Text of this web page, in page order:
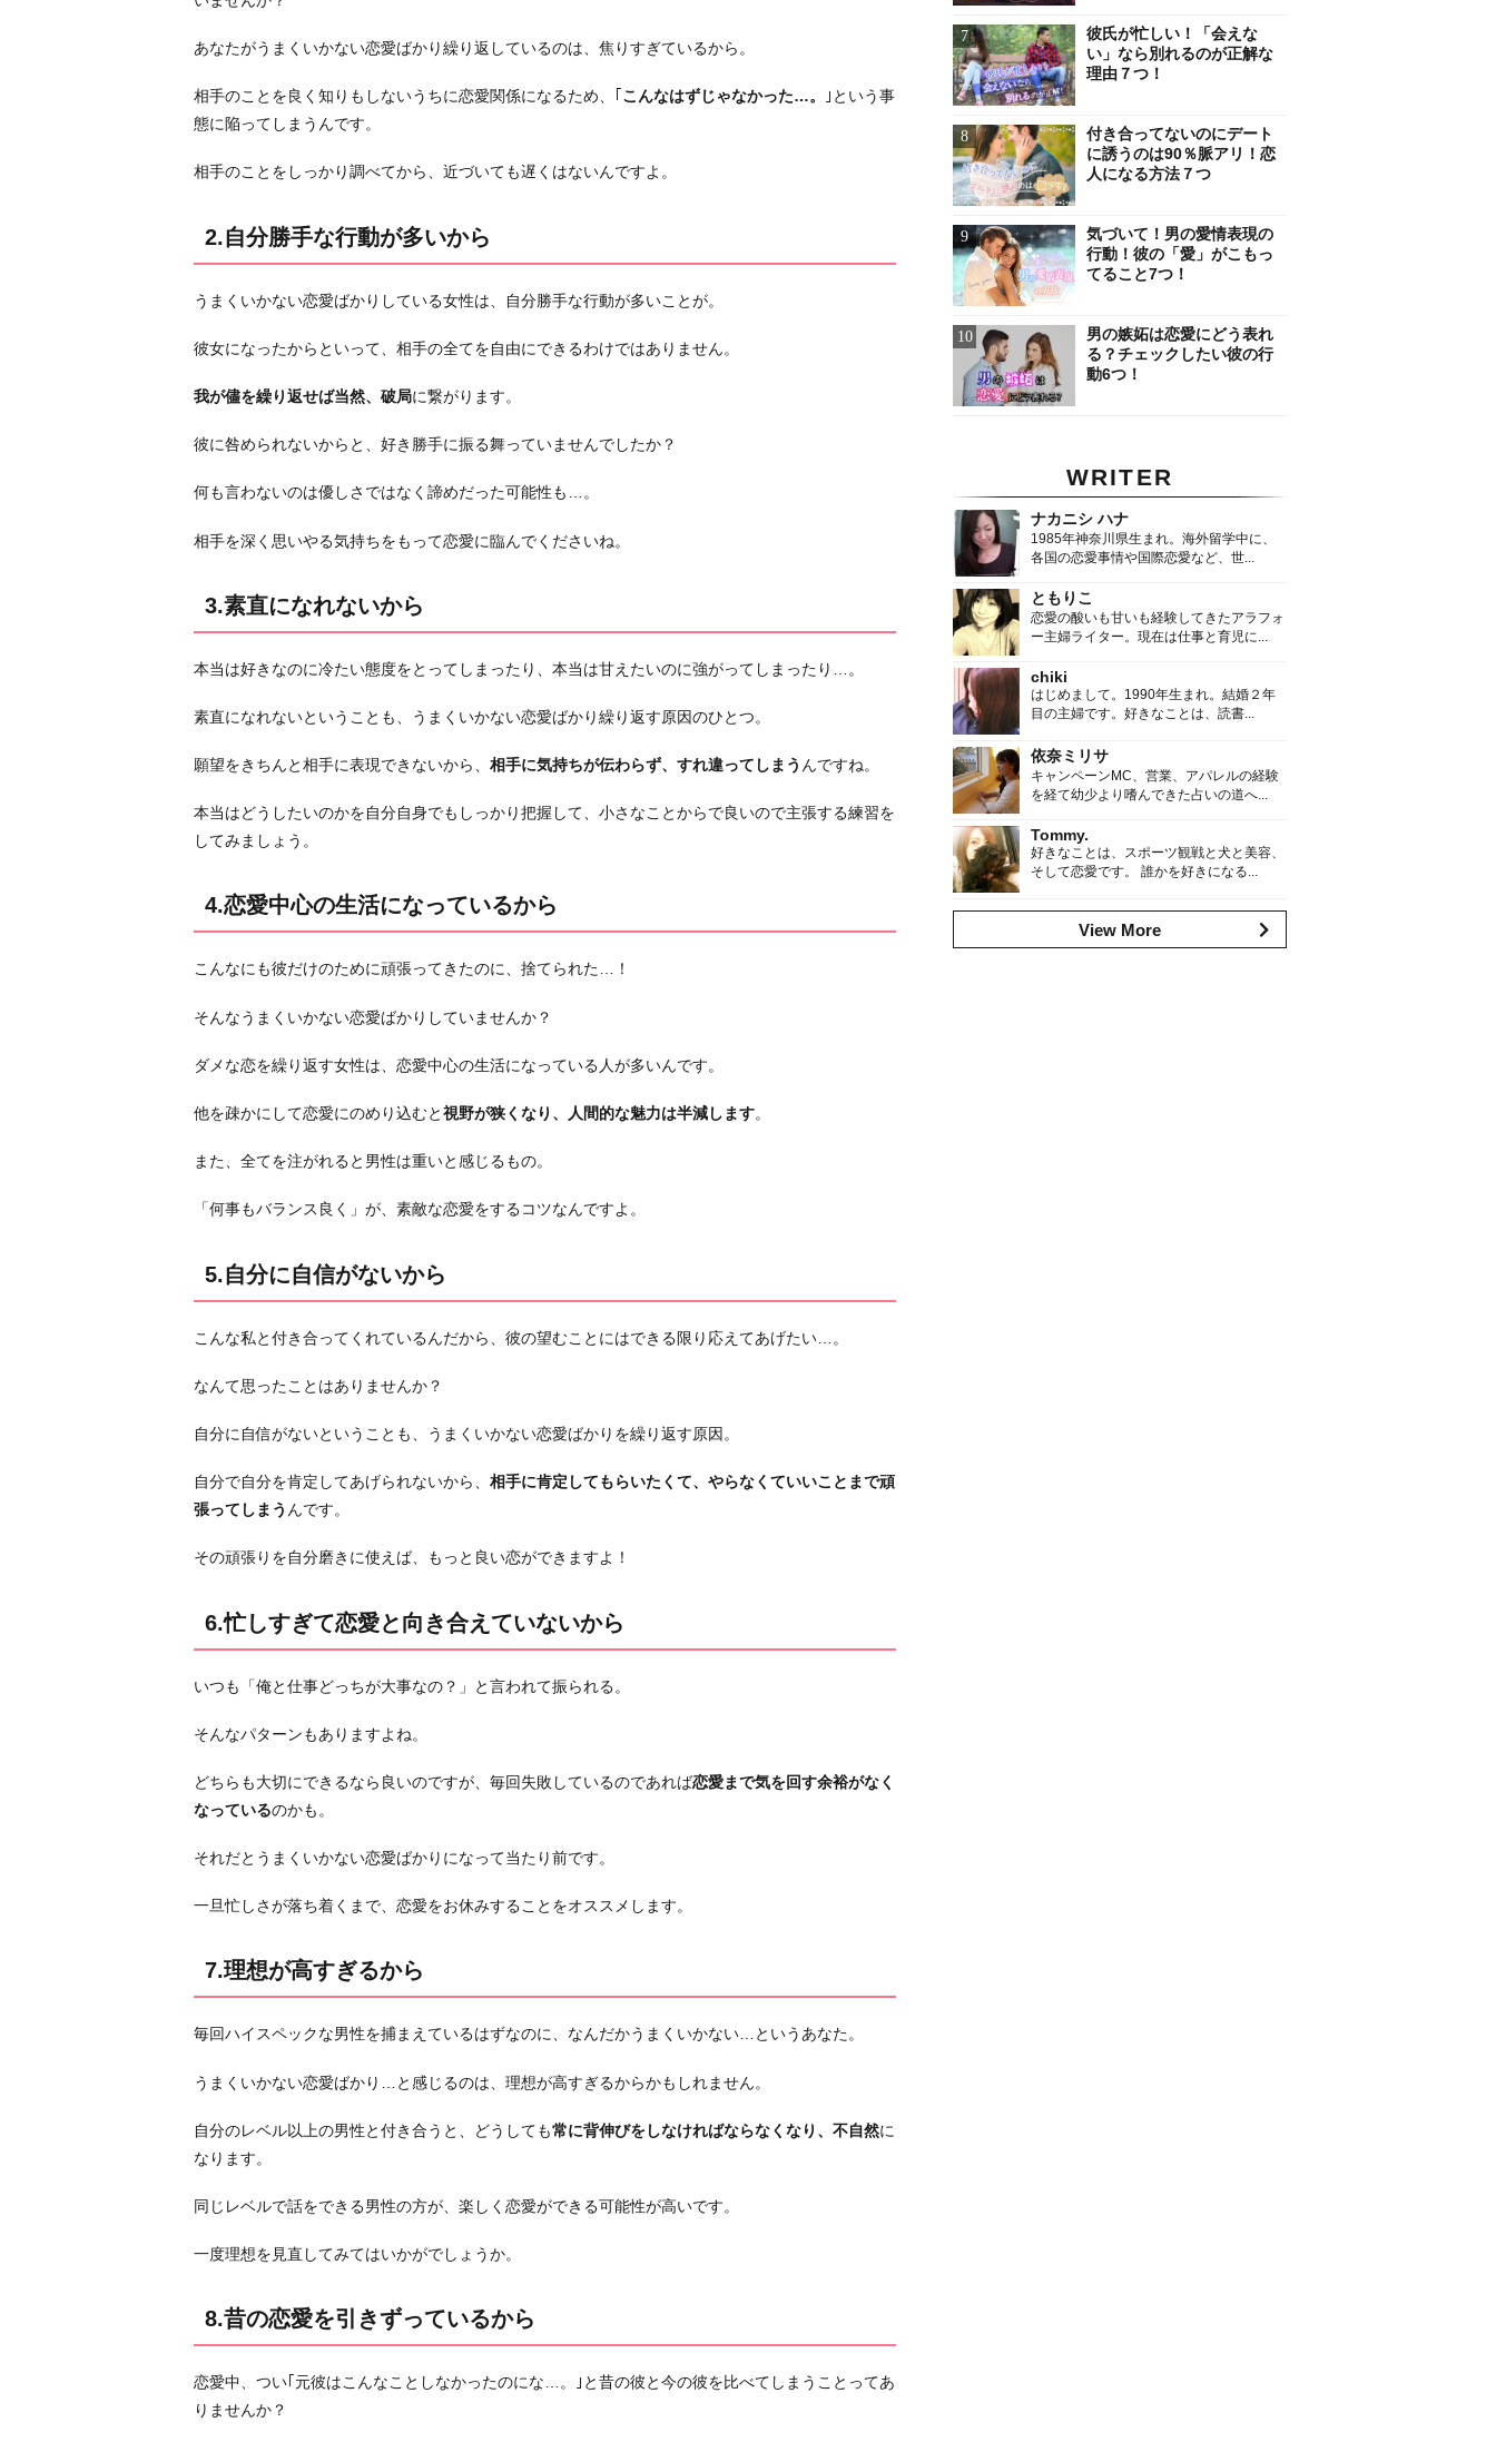
動
い
か
3.
直
に
な
な
か
恋
中
の
生
な
て
る
か
5.
分
自
が
な
か
し
す
ぎ
恋
と
向
き
え
い
か
ら
理
想
高
す
か
8.
の
恋
愛
引
ず
て
い
る
か
あなたがうまくいかない恋愛ばかり繰り返しているのは、焦りすぎているから。
相手のことを良く知りもしないうちに恋愛関係になるため、｢ こんなはずじゃなかった…。
｣という事
態に陥ってしまうんです。
相手のことをしっかり調べてから、近づいても遅くはないんですよ。
2.自分勝手な行動が多いから
うまくいかない恋愛ばかりしている女性は、自分勝手な行動が多いことが。
彼女になったからといって、相手の全てを自由にできるわけではありません。
我が儘を繰り返せば当然、破局に繋がります。
彼に咎められないからと、好き勝手に振る舞っていませんでしたか？
何も言わないのは優しさではなく諦めだった可能性も…。
相手を深く思いやる気持ちをもって恋愛に臨んでくださいね。
3.素直になれないから
本当は好きなのに冷たい態度をとってしまったり、本当は甘えたいのに強がってしまったり…。
素直になれないということも、うまくいかない恋愛ばかり繰り返す原因のひとつ。
願望をきちんと相手に表現できないから、 相手に気持ちが伝わらず、すれ違ってしまう んですね。
本当はどうしたいのかを自分自身でもしっかり把握して、小さなことからで良いので主張する練習を
してみましょう。
4.恋愛中心の生活になっているから
こんなにも彼だけのために頑張ってきたのに、捨てられた…！
そんなうまくいかない恋愛ばかりしていませんか？
ダメな恋を繰り返す女性は、恋愛中心の生活になっている人が多いんです。
他を疎かにして恋愛にのめり込むと視野が狭くなり、人間的な魅力は半減します。
また、全てを注がれると男性は重いと感じるもの。
「何事もバランス良く」が、素敵な恋愛をするコツなんですよ。
5.自分に自信がないから
こんな私と付き合ってくれているんだから、彼の望むことにはできる限り応えてあげたい…。
なんて思ったことはありませんか？
自分に自信がないということも、うまくいかない恋愛ばかりを繰り返す原因。
自分で自分を肯定してあげられないから、 相手に肯定してもらいたくて、やらなくていいことまで頑
張ってしまう んです。
その頑張りを自分磨きに使えば、もっと良い恋ができますよ！
6.忙しすぎて恋愛と向き合えていないから
いつも「俺と仕事どっちが大事なの？」と言われて振られる。
そんなパターンもありますよね。
どちらも大切にできるなら良いのですが、毎回失敗しているのであれば恋愛まで気を回す余裕がなく
なっているのかも。
それだとうまくいかない恋愛ばかりになって当たり前です。
一旦忙しさが落ち着くまで、恋愛をお休みすることをオススメします。
7.理想が高すぎるから
毎回ハイスペックな男性を捕まえているはずなのに、なんだかうまくいかない…というあなた。
うまくいかない恋愛ばかり…と感じるのは、理想が高すぎるからかもしれません。
自分のレベル以上の男性と付き合うと、どうしても常に背伸びをしなければならなくなり、不自然に
なります。
同じレベルで話をできる男性の方が、楽しく恋愛ができる可能性が高いです。
一度理想を見直してみてはいかがでしょうか。
8.昔の恋愛を引きずっているから
恋愛中、つい｢元彼はこんなことしなかったのにな…。｣と昔の彼と今の彼を比べてしまうことってあ
りませんか？
彼氏が忙しい！「会えな
い」なら別れるのが正解な
理由７つ！
付き合ってないのにデート
に誘うのは90％脈アリ！恋
人になる方法７つ
気づいて！男の愛情表現の
行動！彼の「愛」がこもっ
てること7つ！
男の嫉妬は恋愛にどう表れ
る？チェックしたい彼の行
動6つ！
WRITER
ナカニシ ハナ
1985年神奈川県生まれ。海外留学中に、
各国の恋愛事情や国際恋愛など、世...
ともりこ
恋愛の酸いも甘いも経験してきたアラフォ
ー主婦ライター。現在は仕事と育児に...
chiki
はじめまして。1990年生まれ。結婚２年
目の主婦です。好きなことは、読書...
依奈ミリサ
キャンペーンMC、営業、アパレルの経験
を経て幼少より嗜んできた占いの道へ...
Tommy.
好きなことは、スポーツ観戦と犬と美容、
そして恋愛です。 誰かを好きになる...
View More